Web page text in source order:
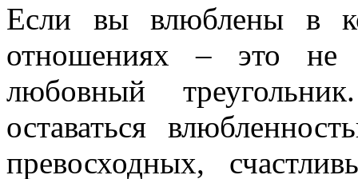
Если вы влюблены в
отношениях – это не
любовный
оставаться
превосходных,